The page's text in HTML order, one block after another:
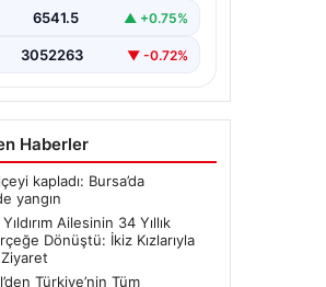
(59) çifti, tam 34 yıl
6541.5 ▲ +0.75%
3052263 ▼ -0.72%
Haberler
kapladı: Bursa’da
yangın
Ailesinin 34 Yıllık
Dönüştü: İkiz Kızlarıyla
Ziyaret
Türkiye’nin Tüm